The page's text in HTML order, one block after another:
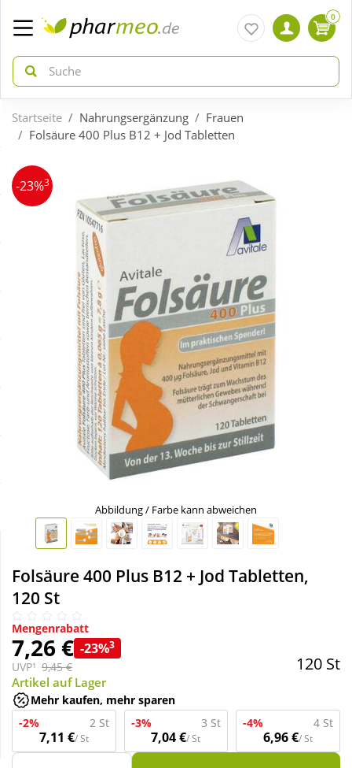
zurück
ÜBERSICHT AKTIONEN
Aktuelle Coupons
Schnäppchen
Täglich gut versorgt
zurück
ÜBERSICHT KATEGORIEN
Arzneimittel
Bio & Genuss
Körperpflege & Kosmetik
Liebe & Erotik
Mutter & Kind
Nahrungsergänzung
Sanitätshaus
Sport & Fitness
Tierbedarf
Wellness
0
Startseite Nahrungsergänzung
Frauen
Folsäure 400 Plus B12 + Jod Tabletten
-23%3
Abbildung / Farbe kann abweichen
Folsäure 400 Plus B12 + Jod Tabletten,
120 St
Mengenrabatt
7,26 € -23%3
UVP¹ 9,45 € 120 St
Artikel auf Lager
Mehr kaufen, mehr sparen
-2%
2 St
7,11 €/ St
-3% 3 St
7,04 €/ St
-4% 4 St
6,96 €/ St